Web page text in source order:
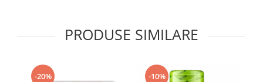
PRODUSE SIMILARE
-20% -10%